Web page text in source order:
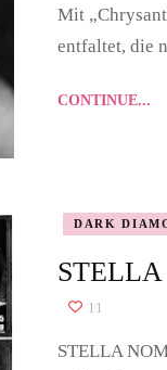
Mit
entfaltet, die
CONTINUE...
DARK
STELLA
11
STELLA